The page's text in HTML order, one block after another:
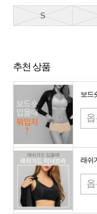
S
추천 상품
보드
래쉬